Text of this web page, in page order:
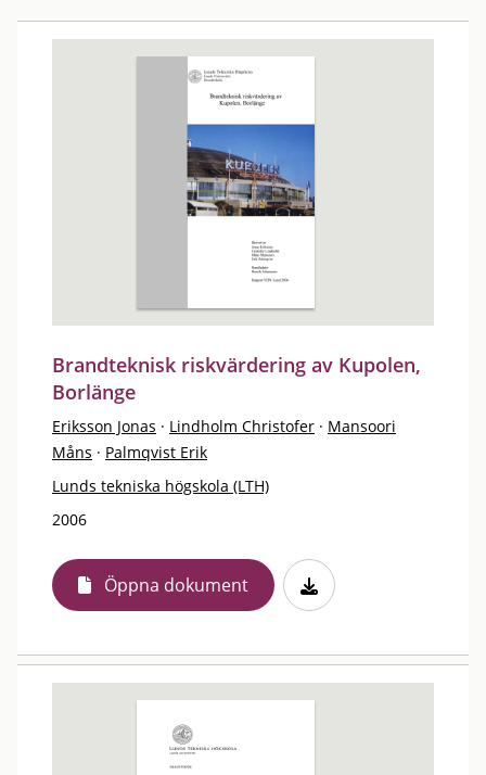
Brandteknisk riskvärdering av Kupolen,
Borlänge
Eriksson Jonas · Lindholm Christofer · Mansoori
Måns · Palmqvist Erik
Lunds tekniska högskola (LTH)
2006
Öppna dokument